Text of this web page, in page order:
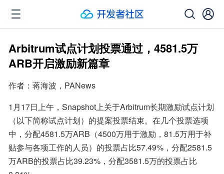
Arbitrum试点计划投票通过，4581.5万
ARB开启激励新篇章
作者：蒋海波，PANews
1月17日上午，Snapshot上关于Arbitrum长期激励试点计划
（以下简称试点计划）的提案投票结束。在几个投票选项
中，分配4581.5万ARB（4500万用于激励，81.5万用于补
贴参与各项工作的人员）的投票占比57.49%，分配2581.5
万ARB的投票占比39.23%，分配3581.5万的投票占比